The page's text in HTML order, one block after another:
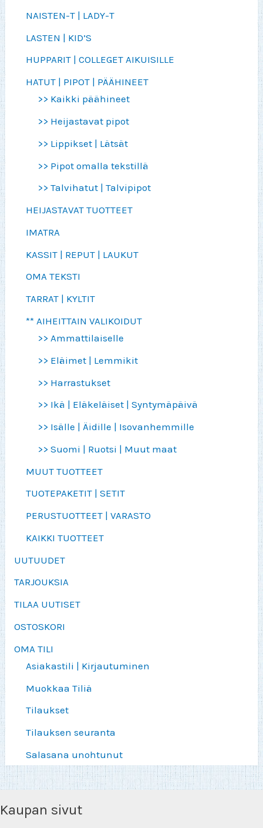
NAISTEN-T | LADY-T
LASTEN | KID’S
HUPPARIT | COLLEGET AIKUISILLE
HATUT | PIPOT | PÄÄHINEET
>> Kaikki päähineet
>> Heijastavat pipot
>> Lippikset | Lätsät
>> Pipot omalla tekstillä
>> Talvihatut | Talvipipot
HEIJASTAVAT TUOTTEET
IMATRA
KASSIT | REPUT | LAUKUT
OMA TEKSTI
TARRAT | KYLTIT
** AIHEITTAIN VALIKOIDUT
>> Ammattilaiselle
>> Eläimet | Lemmikit
>> Harrastukset
>> Ikä | Eläkeläiset | Syntymäpäivä
>> Isälle | Äidille | Isovanhemmille
>> Suomi | Ruotsi | Muut maat
MUUT TUOTTEET
TUOTEPAKETIT | SETIT
PERUSTUOTTEET | VARASTO
KAIKKI TUOTTEET
UUTUUDET
TARJOUKSIA
TILAA UUTISET
OSTOSKORI
OMA TILI
Asiakastili | Kirjautuminen
Muokkaa Tiliä
Tilaukset
Tilauksen seuranta
Salasana unohtunut
Kaupan sivut